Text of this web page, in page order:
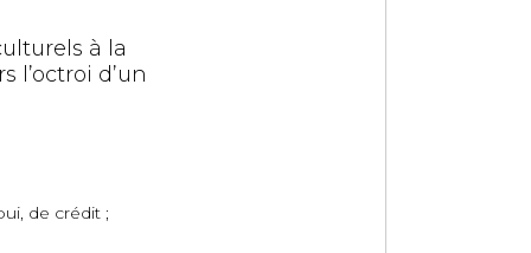
à la
l’octroi d’un
de crédit ;